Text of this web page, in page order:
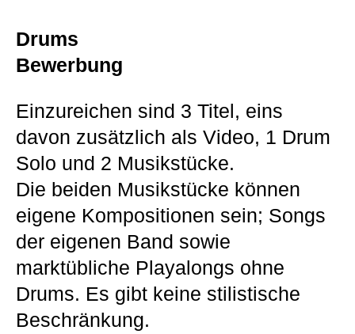
Drums
Bewerbung
Einzureichen sind 3 Titel, eins
davon zusätzlich als Video, 1 Drum
Solo und 2 Musikstücke.
Die beiden Musikstücke können
eigene Kompositionen sein; Songs
der eigenen Band sowie
marktübliche Playalongs ohne
Drums. Es gibt keine stilistische
Beschränkung.